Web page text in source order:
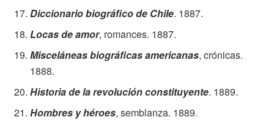
Diccionario biográfico de Chile. 1887.
Locas de amor, romances. 1887.
Misceláneas biográficas americanas, crónicas.
1888.
Historia de la revolución constituyente. 1889.
Hombres y héroes, semblanza. 1889.